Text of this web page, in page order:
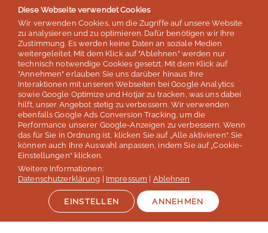
4,8 von 5 Sternen
basierend auf 254 Bewertungen
Stand: Juli 2026
Top 5
der deutschen Sprachreisenveranstalter
laut Studie „Berufliche Weiterbildung 2026” des SZ Instituts
derSüddeutschen Zeitung
Mehr erfahren
Auszeichnungen & Mitgliedschaften
Diese Webseite verwendet Cookies
Wir verwenden Cookies, um die Zugriffe auf unsere Website
zu analysieren und zu optimieren. Dafür benötigen wir Ihre
Zustimmung. Es werden keine Daten an soziale Medien
weitergeleitet. Mit dem Klick auf "Ablehnen" werden nur
technisch notwendige Cookies gesetzt. Mit dem Klick auf
"Annehmen" erlauben Sie uns darüber hinaus Ihre
Interaktionen mit unseren Webseiten bei Google Analytics
sowie Google Optimize und Hotjar zu tracken, was uns dabei
hilft, unser Angebot stetig zu verbessern. Wir verwenden
ebenfalls Google Ads Conversion Tracking, um die
Performance unserer Google-Anzeigen zu verbessern. Wenn
das für Sie in Ordnung ist, klicken Sie auf „Alle aktivieren“. Sie
können auch Ihre Auswahl anpassen, indem Sie auf „Cookie-
Einstellungen“ klicken.
Weitere Informationen:
Datenschutzerklärung
Impressum Ablehnen
EINSTELLEN ANNEHMEN